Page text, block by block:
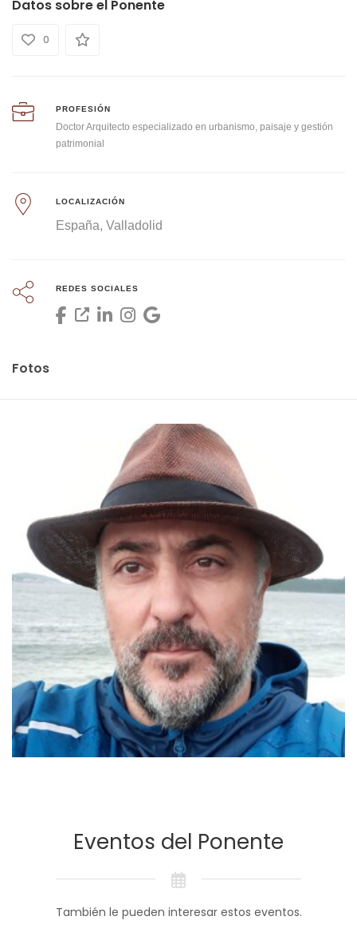
Datos sobre el Ponente
0
PROFESIÓN
Doctor Arquitecto especializado en urbanismo, paisaje y gestión
patrimonial
LOCALIZACIÓN
España Valladolid
REDES SOCIALES
Fotos
Eventos del Ponente
También le pueden interesar estos eventos.